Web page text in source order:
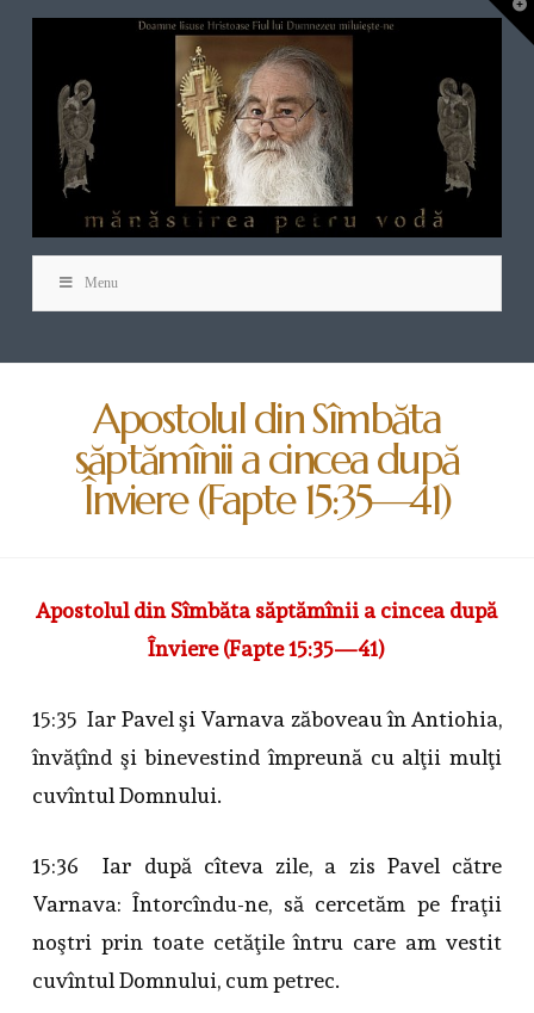
Menu
Apostolul din Sîmbăta
săptămînii a cincea după
Înviere (Fapte 15:35—41)
Apostolul din Sîmbăta săptămînii a cincea după
Înviere (Fapte 15:35—41)
15:35 Iar Pavel şi Varnava zăboveau în Antiohia,
învăţînd şi binevestind împreună cu alţii mulţi
cuvîntul Domnului.
15:36 Iar după cîteva zile, a zis Pavel către
Varnava: Întorcîndu-ne, să cercetăm pe fraţii
noştri prin toate cetăţile întru care am vestit
cuvîntul Domnului, cum petrec.